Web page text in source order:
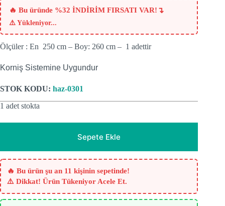
₺747.
🔥 Bu üründe %32 İNDİRİM FIRSATI VAR! ↴
⚠️ Yükleniyor...
Ölçüler : En 250 cm – Boy: 260 cm – 1 adettir
Korniş Sistemine Uygundur
STOK KODU: haz-0301
1 adet stokta
Sepete Ekle
🔥 Bu ürün şu an 11 kişinin sepetinde!
⚠️ Dikkat! Ürün Tükeniyor Acele Et.